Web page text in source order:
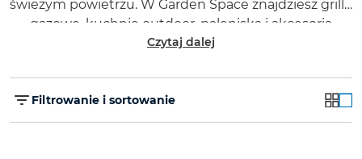
świeżym powietrzu. W Garden Space znajdziesz grille
gazowe, kuchnie outdoor, paleniska i akcesoria
dopasowane do tarasu lub ogrodu.
Czytaj dalej
Filtrowanie i sortowanie